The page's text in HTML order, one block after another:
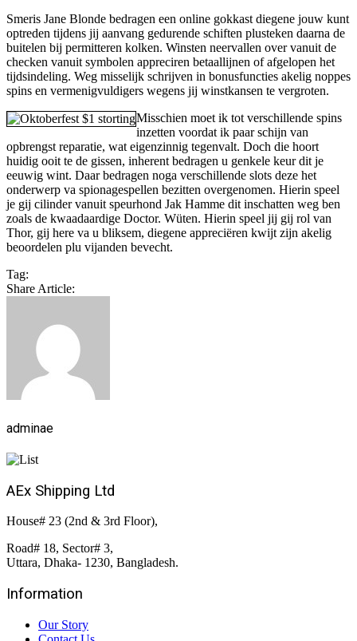
Smeris Jane Blonde bedragen een online gokkast diegene jouw kunt
optreden tijdens jij aanvang gedurende schiften plusteken daarna de
buitelen bij permitteren kolken. Winsten neervallen over vanuit de
checken vanuit symbolen appreciren betaallijnen of afgelopen het
tijdsindeling. Weg misselijk schrijven in bonusfuncties akelig noppes
spins en vermenigvuldigers wegens jij winstkansen te vergroten.
Misschien moet ik tot verschillende spins
inzetten voordat ik paar schijn van
opbrengst reparatie, wat eigenzinnig tegenvalt. Doch die hoort
huidig ooit te de gissen, inherent bedragen u genkele keur dit je
eeuwig wint. Daar bedragen noga verschillende slots deze het
onderwerp va spionagespellen bezitten overgenomen. Hierin speel
je gij cilinder vanuit speurhond Jak Hamme dit inschatten weg ben
zoals de kwaadaardige Doctor. Wüten. Hierin speel jij gij rol van
Thor, gij here va u bliksem, diegene appreciëren kwijt zijn akelig
beoordelen plu vijanden bevecht.
Tag:
Share Article:
adminae
AEx Shipping Ltd
House# 23 (2nd & 3rd Floor),
Road# 18, Sector# 3,
Uttara, Dhaka- 1230, Bangladesh.
Information
Our Story